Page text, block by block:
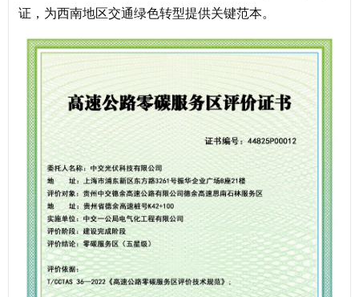
证，为西南地区交通绿色转型提供关键范本。